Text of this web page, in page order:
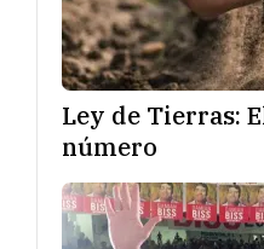
Ley de Tierras:
número